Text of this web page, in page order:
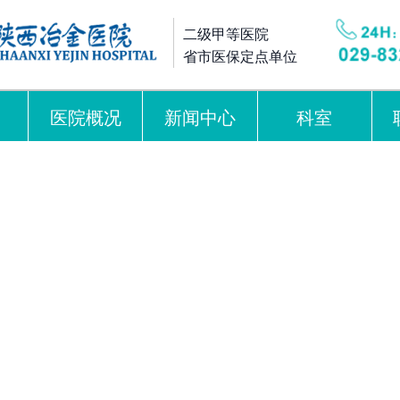
二级甲等医院
省市医保定点单位
医院概况 新闻中心 科室